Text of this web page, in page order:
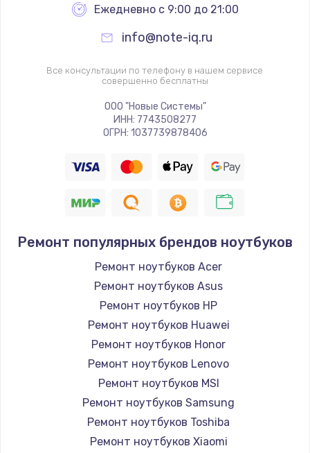
Ежедневно с 9:00 до 21:00
info@note-iq.ru
Все консультации по телефону в нашем сервисе
совершенно бесплатны
ООО "Новые Системы"
ИНН: 7743508277
ОГРН: 1037739878406
Ремонт популярных брендов ноутбуков
Ремонт ноутбуков Acer
Ремонт ноутбуков Asus
Ремонт ноутбуков HP
Ремонт ноутбуков Huawei
Ремонт ноутбуков Honor
Ремонт ноутбуков Lenovo
Ремонт ноутбуков MSI
Ремонт ноутбуков Samsung
Ремонт ноутбуков Toshiba
Ремонт ноутбуков Xiaomi